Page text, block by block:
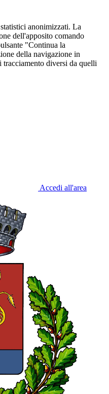
anonimizzati. La
dell'apposito comando
"Continua la
della navigazione in
tracciamento diversi da quelli
Accedi all'area